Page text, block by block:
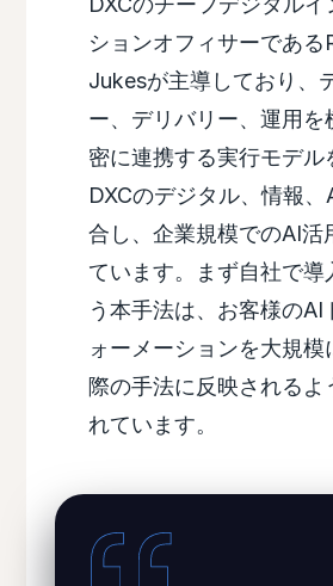
ションオフィサーである
Jukesが主導しており、
ー、デリバリー、運用を
密に連携する実行モデル
DXCのデジタル、情報
合し、企業規模でのAI活
ています。まず自社で導
う本手法は、お客様のAI
ォーメーションを大規模
際の手法に反映されるよ
れています。